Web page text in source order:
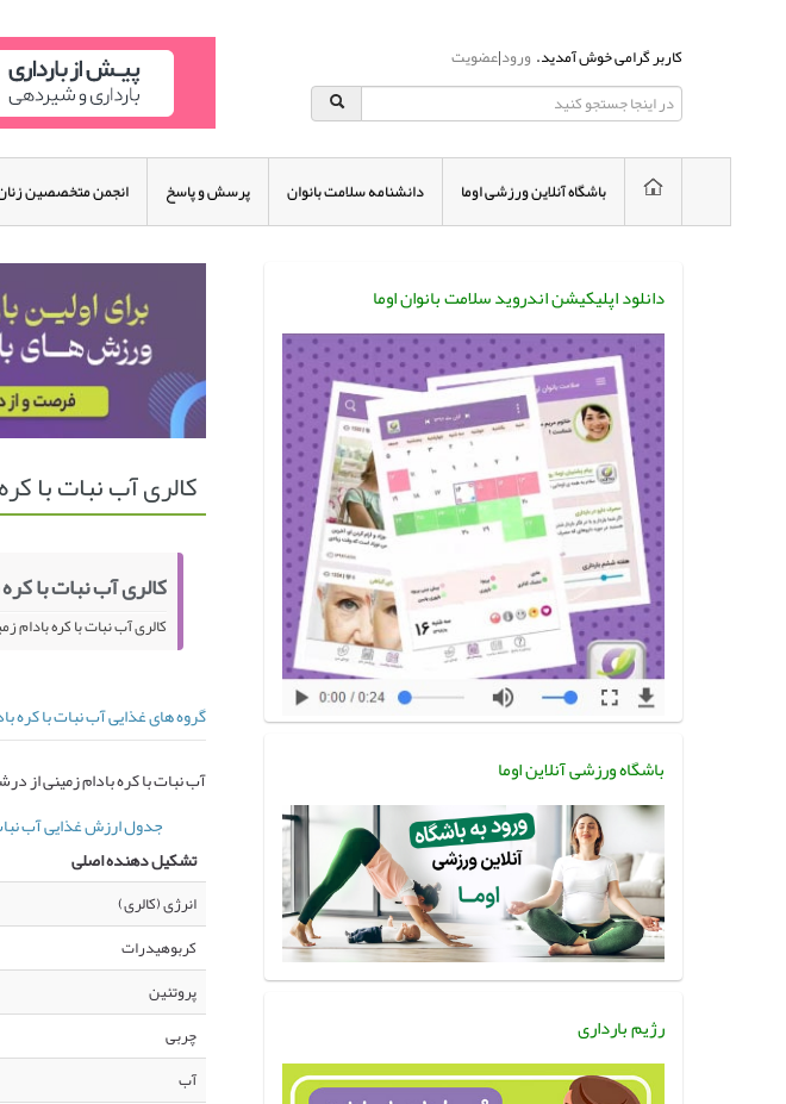
کاربر گرامی خوش آمدید.ورود|عضویت
باشگاه آنلاین ورزشی اوما دانشنامه سلامت بانوان پرسش و پاسخ انجمن متخصصین زنان
کالری آب نبات با
کالری آب نبات با
کالری آب نبات با کره بادام زمینی در حالت
گروه های غذایی آب نبات با کره
آب نبات با کره بادام زمینی
جدول ارزش غذایی آب
تشکیل دهنده اصلی
انرژی (کالری)
کربوهیدرات
پروتئین
چربی
آب
دانلود اپلیکیشن اندروید سلامت بانوان اوما
باشگاه ورزشی آنلاین اوما
رژیم بارداری